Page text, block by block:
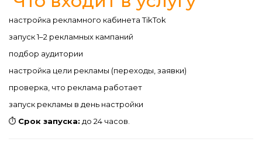
настройка рекламного кабинета TikTok
запуск 1–2 рекламных кампаний
подбор аудитории
настройка цели рекламы (переходы, заявки)
проверка, что реклама работает
запуск рекламы в день настройки
⏱ Срок запуска: до 24 часов.